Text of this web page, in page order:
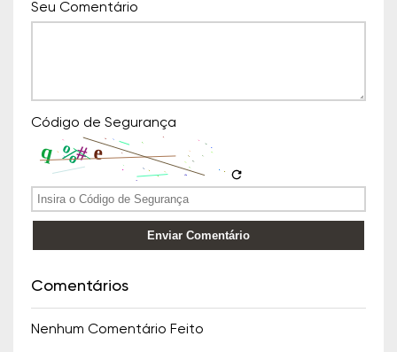
Seu Comentário
Código de Segurança
refresh
Enviar Comentário
Comentários
Nenhum Comentário Feito